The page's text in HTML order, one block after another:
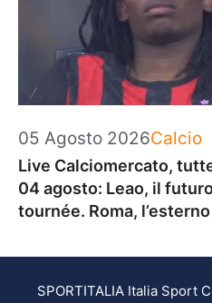
05 Agosto 2026Calcio
Live Calciomercato,
04 agosto: Leao, il
tournée. Roma,
SPORTITALIA Italia Sport